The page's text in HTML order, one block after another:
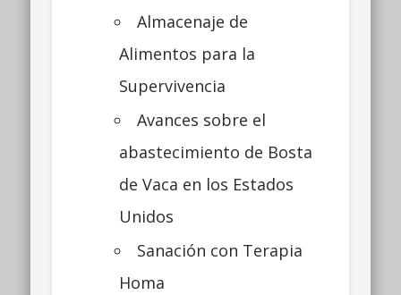
Almacenaje de
Alimentos para la
Supervivencia
Avances sobre el
abastecimiento de Bosta
de Vaca en los Estados
Unidos
Sanación con Terapia
Homa